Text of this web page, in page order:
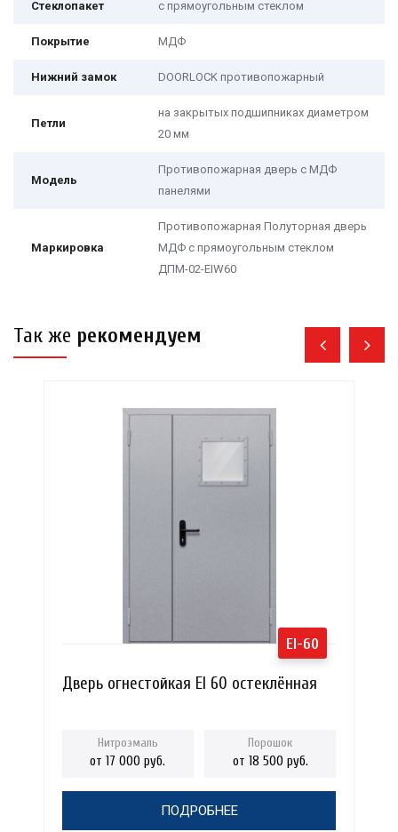
Стеклопакет с прямоугольным стеклом
Покрытие МДФ
Нижний замок DOORLOCK противопожарный
Петли
на закрытых подшипниках диаметром
20 мм
Модель
Противопожарная дверь с МДФ
панелями
Маркировка
Противопожарная Полуторная дверь
МДФ с прямоугольным стеклом
ДПМ-02-EIW60
Так же рекомендуем
EI-60
Дверь огнестойкая EI 60 остеклённая
от 17 000 руб. от 18 500 руб.
ПОДРОБНЕЕ